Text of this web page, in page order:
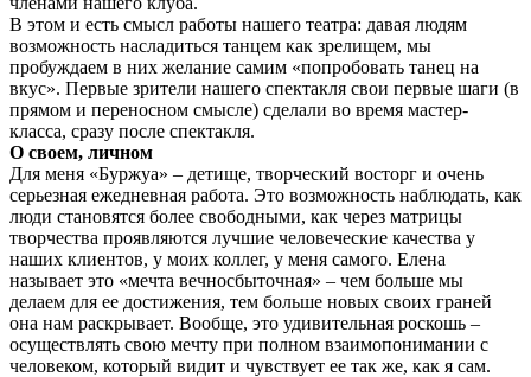
В этом и есть смысл работы нашего театра: давая людям
возможность насладиться танцем как зрелищем, мы
пробуждаем в них желание самим «попробовать танец на
вкус». Первые зрители нашего спектакля свои первые шаги (в
прямом и переносном смысле) сделали во время мастер-
класса, сразу после спектакля.
О своем, личном
Для меня «Буржуа» – детище, творческий восторг и очень
серьезная ежедневная работа. Это возможность наблюдать, как
люди становятся более свободными, как через матрицы
творчества проявляются лучшие человеческие качества у
наших клиентов, у моих коллег, у меня самого. Елена
называет это «мечта вечносбыточная» – чем больше мы
делаем для ее достижения, тем больше новых своих граней
она нам раскрывает. Вообще, это удивительная роскошь –
осуществлять свою мечту при полном взаимопонимании с
человеком, который видит и чувствует ее так же, как я сам.